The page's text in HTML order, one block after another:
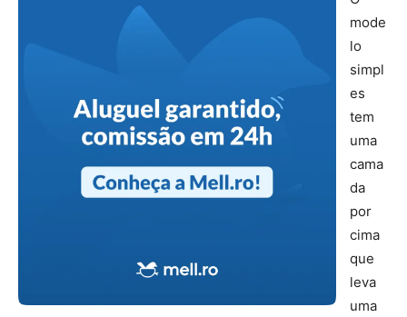
mode
lo
simpl
es
tem
uma
cama
da
por
cima
que
leva
uma